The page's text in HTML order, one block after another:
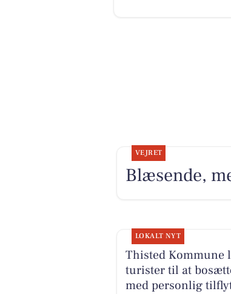
VEJRET
Blæsende,
LOKALT NYT
Thisted Kommune
turister til at
med personlig